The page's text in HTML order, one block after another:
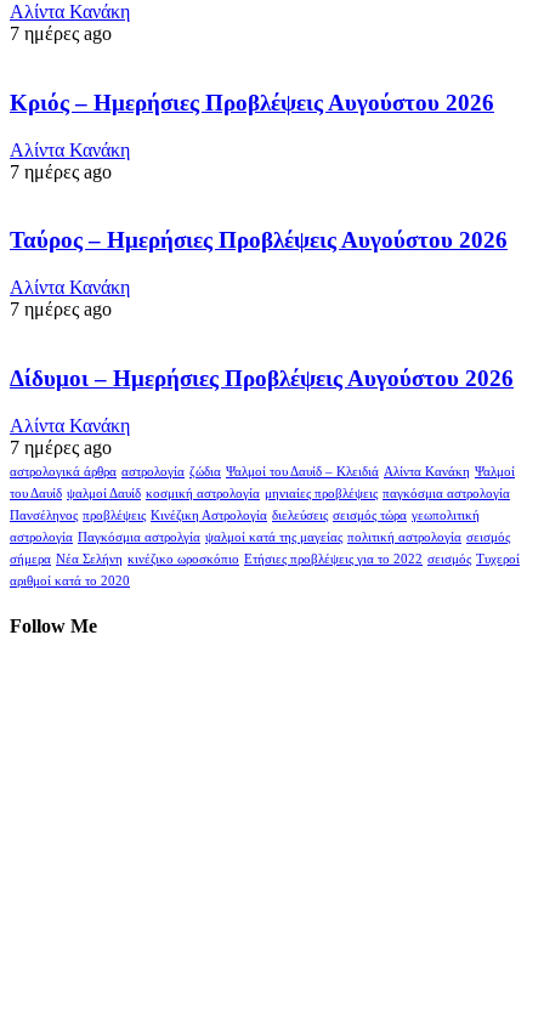
Αλίντα Κανάκη
7 ημέρες ago
Κριός – Ημερήσιες Προβλέψεις Αυγούστου 2026
Αλίντα Κανάκη
7 ημέρες ago
Ταύρος – Ημερήσιες Προβλέψεις Αυγούστου 2026
Αλίντα Κανάκη
7 ημέρες ago
Δίδυμοι – Ημερήσιες Προβλέψεις Αυγούστου 2026
Αλίντα Κανάκη
7 ημέρες ago
αστρολογικά άρθρα αστρολογία ζώδια Ψαλμοί του Δαυίδ – Κλειδιά Αλίντα Κανάκη Ψαλμοί
του Δαυίδ ψαλμοί Δαυίδ κοσμική αστρολογία μηνιαίες προβλέψεις παγκόσμια αστρολογία
Πανσέληνος προβλέψεις Κινέζικη Αστρολογία διελεύσεις σεισμός τώρα γεωπολιτική
αστρολογία Παγκόσμια αστρολγία ψαλμοί κατά της μαγείας πολιτική αστρολογία σεισμός
σήμερα Νέα Σελήνη κινέζικο ωροσκόπιο Ετήσιες προβλέψεις για το 2022 σεισμός Τυχεροί
αριθμοί κατά το 2020
Follow Me